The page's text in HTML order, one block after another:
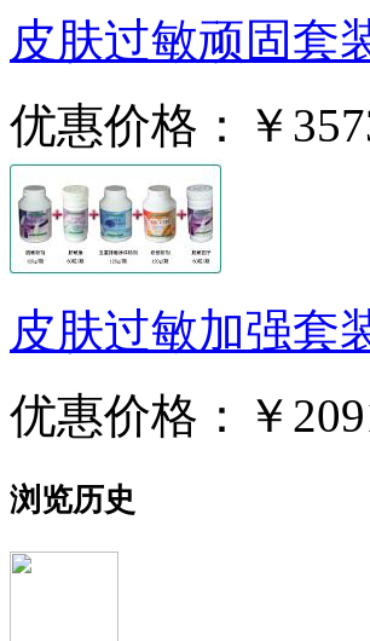
皮肤过敏顽固套
优惠价格：
￥
皮肤过敏加强套
优惠价格：
￥
浏览历史